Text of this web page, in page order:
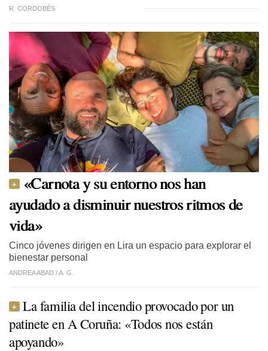
R. CORDOBÉS
«Carnota y su entorno nos han
ayudado a disminuir nuestros ritmos de
vida»
Cinco jóvenes dirigen en Lira un espacio para explorar el
bienestar personal
ANDREA ABAD /A. G.
La familia del incendio provocado por un
patinete en A Coruña: «Todos nos están
apoyando»